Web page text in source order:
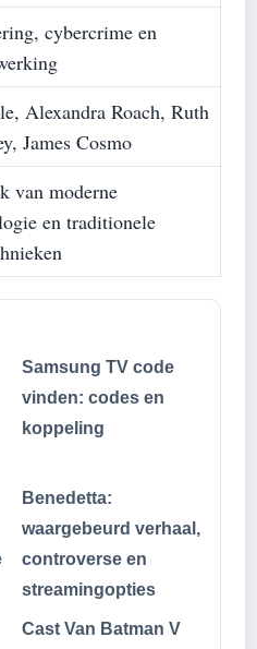
cybercrime en
Alexandra Roach, Ruth
James Cosmo
van moderne
en traditionele
Samsung TV code
vinden: codes en
koppeling
Benedetta:
waargebeurd verhaal,
controverse en
streamingopties
Cast Van Batman V